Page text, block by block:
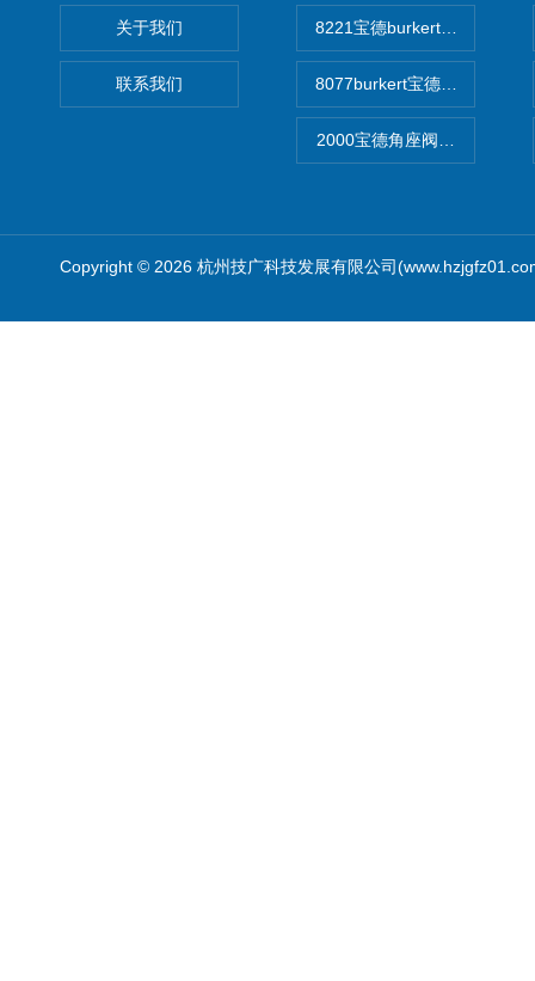
关于我们
联系我们
8221宝德burkert电导率探头
8077burkert宝德椭圆齿轮脉
2000宝德角座阀德国宝帝
Copyright © 2026 杭州技广科技发展有限公司